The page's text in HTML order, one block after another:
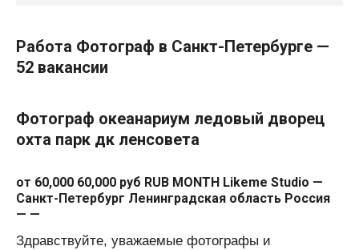
Работа Фотограф в Санкт-Петербурге —
52 вакансии
Фотограф океанариум ледовый дворец
охта парк дк ленсовета
от 60,000 60,000 руб RUB MONTH Likeme Studio —
Санкт-Петербург Ленинградская область Россия
— —
Здравствуйте, уважаемые фотографы и